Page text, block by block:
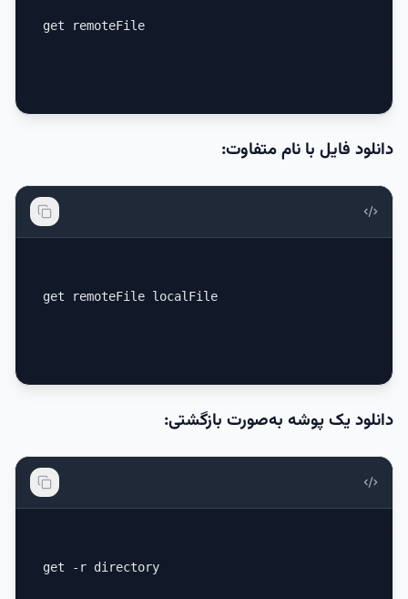
get remoteFile
دانلود فایل با نام متفاوت:
get remoteFile localFile
دانلود یک پوشه به‌صورت بازگشتی:
get -r directory